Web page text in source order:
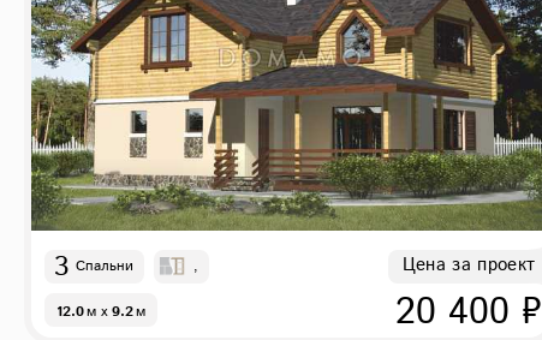
3 Спальни ,
12.0м x 9.2м
Цена за проект
20 400 ₽